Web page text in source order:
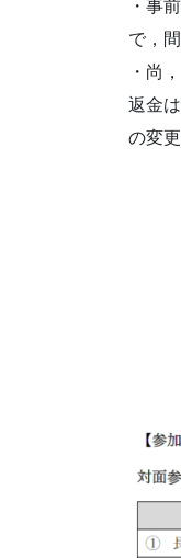
・事
で，
・尚
返金
の変